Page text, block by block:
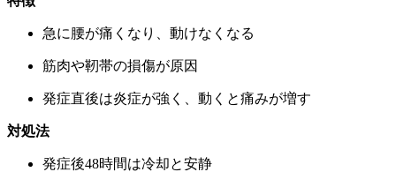
急に腰が痛くなり、動けなくなる
筋肉や靭帯の損傷が原因
発症直後は炎症が強く、動くと痛みが増す
対処法
発症後48時間は冷却と安静